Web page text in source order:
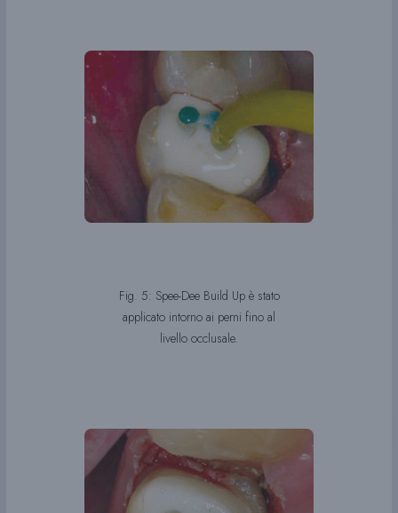
Fig. 5: Spee-Dee Build Up è stato
applicato intorno ai perni fino al
livello occlusale.